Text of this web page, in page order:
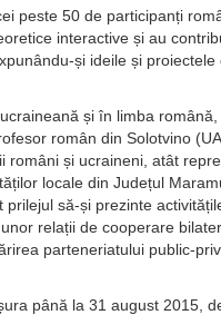
peste 50 de participanți
interactive și au
și ideile și proiectele
și în limba română,
român din Solotvino
români și ucraineni, atât
locale din Județul
să-și prezinte
relații de cooperare
parteneriatului public-
până la 31 august 2015,